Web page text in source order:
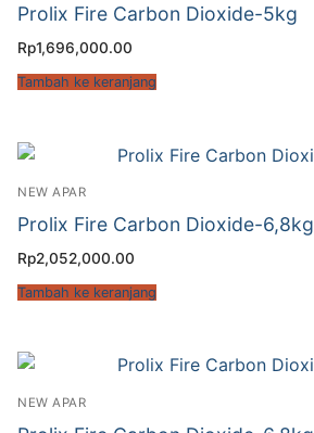
Prolix Fire Carbon Dioxide-5kg
Rp1,696,000.00
Tambah ke keranjang
NEW APAR
Prolix Fire Carbon Dioxide-6,8kg
Rp2,052,000.00
Tambah ke keranjang
NEW APAR